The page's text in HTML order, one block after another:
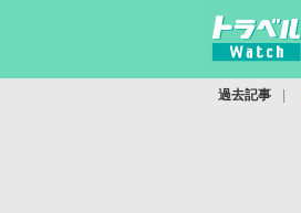
過去記事